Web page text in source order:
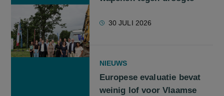
30 JULI 2026
NIEUWS
Europese evaluatie bevat
weinig lof voor Vlaamse